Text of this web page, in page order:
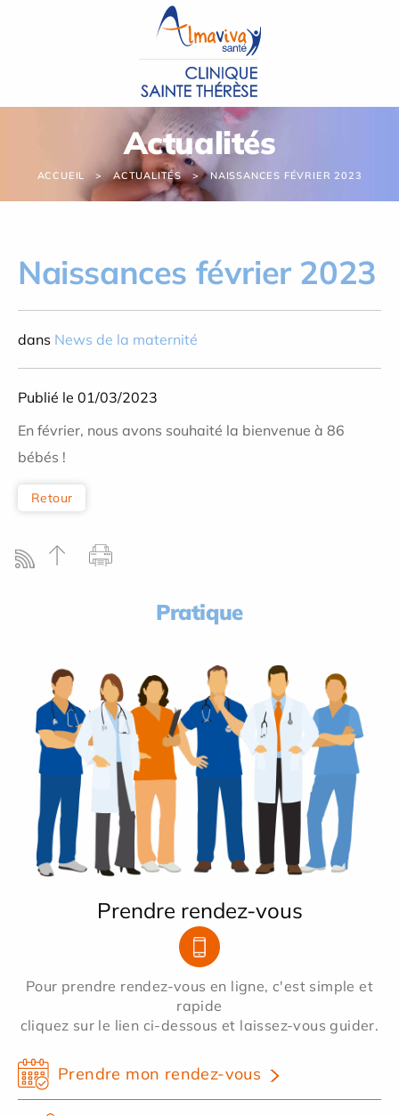
Actualités
ACCUEIL ACTUALITÉS NAISSANCES FÉVRIER 2023
Naissances février 2023
dans News de la maternité
Publié le 01/03/2023
En février, nous avons souhaité la bienvenue à 86
bébés !
Retour
Pratique
Prendre rendez-vous
Pour prendre rendez-vous en ligne, c'est simple et
rapide
cliquez sur le lien ci-dessous et laissez-vous guider.
Prendre mon rendez-vous
Panneau de gestion des cookies